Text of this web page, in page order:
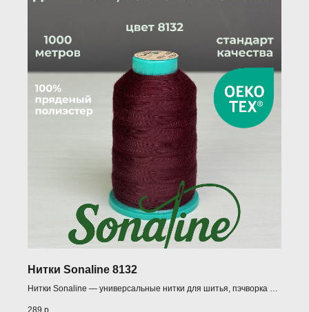
Нитки Sonaline 8132
Нитки Sonaline — универсальные нитки для шитья, пэчворка и